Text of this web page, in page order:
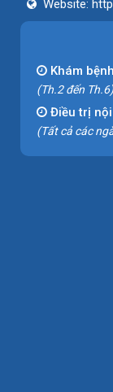
Website:
Khám
(Th.2 đến Th.6)
Điều trị
(Tất cả các